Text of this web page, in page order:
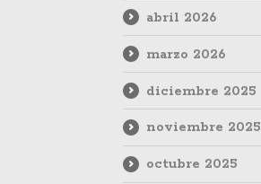
abril 2026
marzo 2026
diciembre 2025
noviembre 2025
octubre 2025